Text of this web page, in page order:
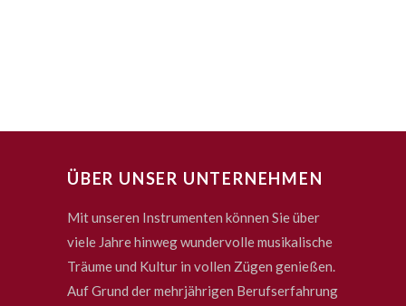
ÜBER UNSER UNTERNEHMEN
Mit unseren Instrumenten können Sie über
viele Jahre hinweg wundervolle musikalische
Träume und Kultur in vollen Zügen genießen.
Auf Grund der mehrjährigen Berufserfahrung